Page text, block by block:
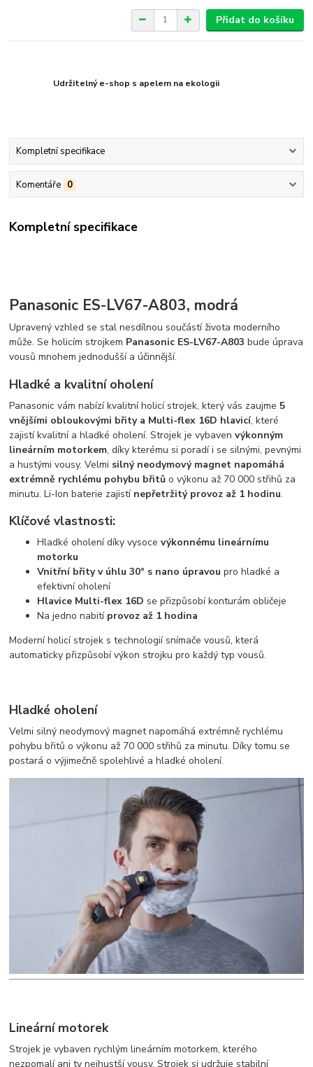
Přidat do košíku
Udržitelný e-shop s apelem na ekologii
Kompletní specifikace
Komentáře 0
Kompletní specifikace
Panasonic ES-LV67-A803, modrá
Upravený vzhled se stal nesdílnou součástí života moderního
může. Se holicím strojkem Panasonic ES-LV67-A803 bude úprava
vousů mnohem jednodušší a účinnější.
Hladké a kvalitní oholení
Panasonic vám nabízí kvalitní holicí strojek, který vás zaujme 5
vnějšími obloukovými břity a Multi-flex 16D hlavicí, které
zajistí kvalitní a hladké oholení. Strojek je vybavenvýkonným
lineárním motorkem, díky kterému si poradí i se silnými, pevnými
a hustými vousy. Velmi silný neodymový magnet napomáhá
extrémně rychlému pohybu břitů o výkonu až 70 000 střihů za
minutu. Li-Ion baterie zajistí nepřetržitý provoz až 1 hodinu.
Klíčové vlastnosti:
Hladké oholení díky vysocevýkonnému lineárnímu
motorku
Vnitřní břity v úhlu 30° s nano úpravou pro hladké a
efektivní oholení
Hlavice Multi-flex 16D se přizpůsobí konturám obličeje
Na jedno nabití provoz až 1 hodina
Moderní holicí strojek s technologií snímače vousů, která
automaticky přizpůsobí výkon strojku pro každý typ vousů.
Hladké oholení
Velmi silný neodymový magnet napomáhá extrémně rychlému
pohybu břitů o výkonu až 70 000 střihů za minutu. Díky tomu se
postará o výjimečně spolehlivé a hladké oholení.
Lineární motorek
Strojek je vybaven rychlým lineárním motorkem, kterého
nezpomalí ani ty nejhustší vousy. Strojek si udržuje stabilní